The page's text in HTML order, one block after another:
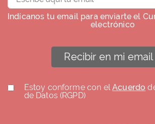
Indícanos tu email para enviarte el
electrónico
Recibir en mi email
Estoy conforme con elAcuerdo
de Datos (RGPD)